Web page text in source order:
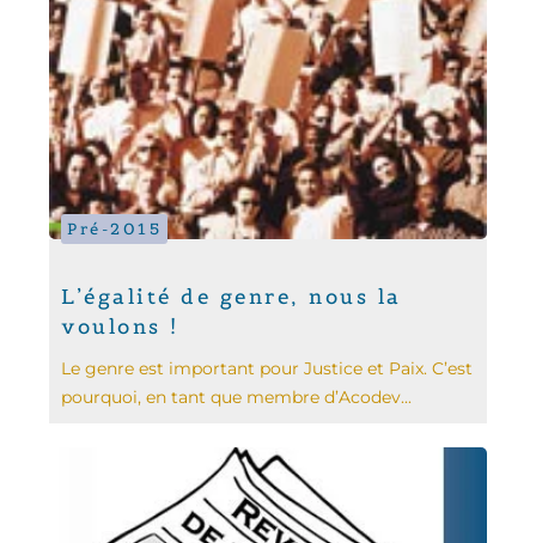
Pré-2015
L’égalité de genre, nous la
voulons !
Le genre est important pour Justice et Paix. C’est
pourquoi, en tant que membre d’Acodev...